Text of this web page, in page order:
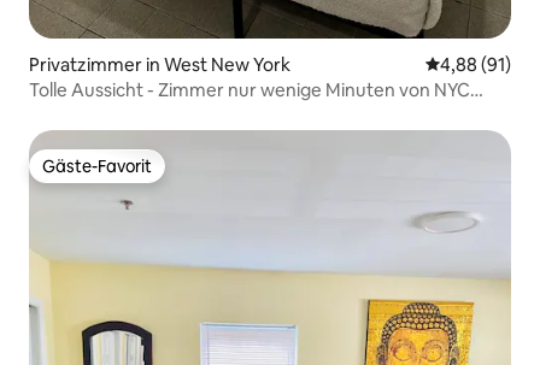
Privatzimmer in West New York
4,88 (91)
Tolle Aussicht - Zimmer nur wenige Minuten von NYC
Gäste-Favorit
Gäste-Favorit